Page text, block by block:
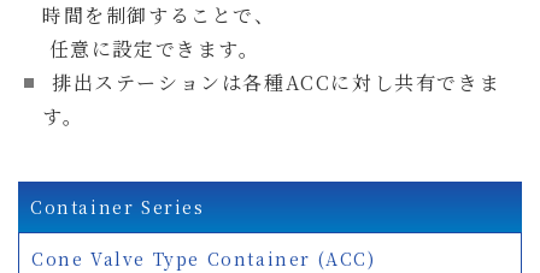
時間を制御することで、
任意に設定できます。
排出ステーションは各種ACCに対し共有できま
す。
Container Series
Cone Valve Type Container (ACC)